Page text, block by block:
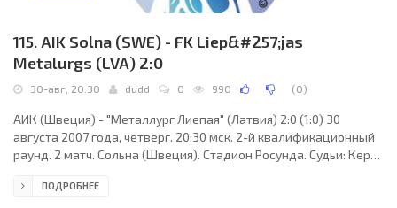
115. AIK Solna (SWE) - FK Liep&#257;jas
Metalurgs (LVA) 2:0
30-авг, 20:30 dudd 0 990 (0)
АИК (Швеция) - "Металлург Лиепая" (Латвия) 2:0 (1:0) 30
августа 2007 года, четверг. 20:30 мск. 2-й квалификационный
раунд. 2 матч. Сольна (Швеция). Стадион Росунда. Судьи: Кери
Резервный: Саймон Эванс (Уэльс). АИК: Даниэль Эрлунн, Нильс-
ПОДРОБНЕЕ